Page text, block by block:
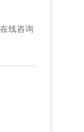
线咨询